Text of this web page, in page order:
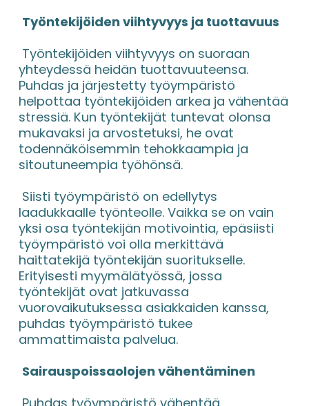
Työntekijöiden viihtyvyys ja tuottavuus
yhteydessä heidän tuottavuuteensa.
Puhdas ja järjestetty työympäristö
helpottaa työntekijöiden arkea ja vähentää
stressiä. Kun työntekijät tuntevat olonsa
mukavaksi ja arvostetuksi, he ovat
todennäköisemmin tehokkaampia ja
sitoutuneempia työhönsä.
laadukkaalle työnteolle. Vaikka se on vain
yksi osa työntekijän motivointia, epäsiisti
työympäristö voi olla merkittävä
haittatekijä työntekijän suoritukselle.
Erityisesti myymälätyössä, jossa
työntekijät ovat jatkuvassa
vuorovaikutuksessa asiakkaiden kanssa,
puhdas työympäristö tukee
ammattimaista palvelua.
Sairauspoissaolojen vähentäminen